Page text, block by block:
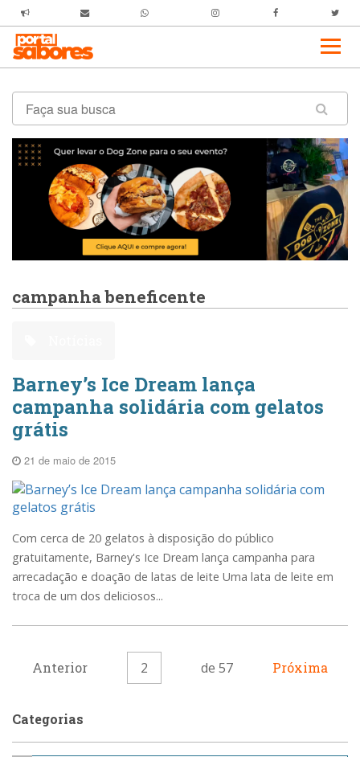
campanha beneficente
Barney’s Ice Dream lança
campanha solidária com gelatos
grátis
21 de maio de 2015
Com cerca de 20 gelatos à disposição do público
gratuitamente, Barney's Ice Dream lança campanha para
arrecadação e doação de latas de leite Uma lata de leite em
troca de um dos deliciosos...
Anterior 2 de 57 Próxima
Categorias